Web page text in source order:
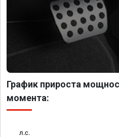
График прироста
момента:
л.с.